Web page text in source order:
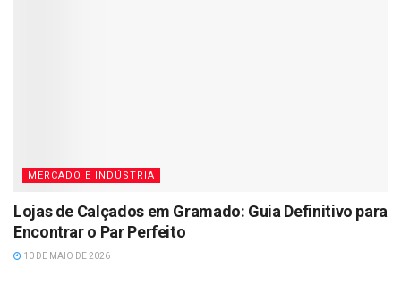
MERCADO E INDÚSTRIA
Lojas de Calçados em Gramado: Guia Definitivo para
Encontrar o Par Perfeito
10 DE MAIO DE 2026